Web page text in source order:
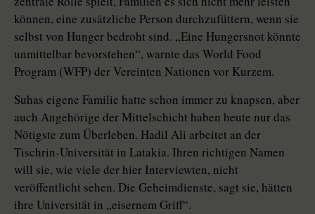
können, eine zusätzliche Person durchzufüttern, wenn sie
selbst von Hunger bedroht sind. „Eine Hungersnot könnte
unmittelbar bevorstehen“, warnte das World Food
Program (WFP) der Vereinten Nationen vor Kurzem.
Suhas eigene Familie hatte schon immer zu knapsen, aber
auch Angehörige der Mittelschicht haben heute nur das
Nötigste zum Überleben. Hadil Ali arbeitet an der
Tischrin-Universität in Latakia. Ihren richtigen Namen
will sie, wie viele der hier Interviewten, nicht
veröffentlicht sehen. Die Geheimdienste, sagt sie, hätten
ihre Universität in „eisernem Griff“.